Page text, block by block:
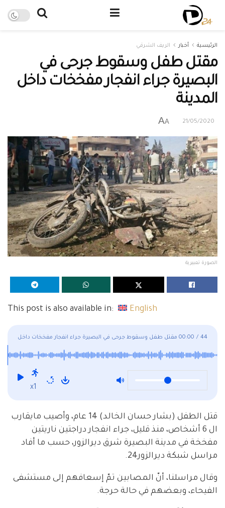
الرئيسية أخبار الريف الشرقي
مقتل طفل وسقوط جرحى في
البصيرة جراء انفجار مفخخات داخل
المدينة
21/05/2020
A
A
الصورة تعبيرية
This post is also available in: English
مقتل طفل وسقوط جرحى في البصيرة جراء انفجار مفخخات داخل
المدينة
00:00 / 44
x1
قتل الطفل (بشار حسان الخالد) 14 عام، وأصيب مايقارب
ال 6 أشخاص، منذ قليل، جراء انفجار دراجتين ناريتين
مفخخة في مدينة البصيرة شرق ديرالزور، حسب ما أفاد
مراسل شبكة ديرالزور24.
وقال مراسلنا، أنّ المصابين تمّ إسعافهم إلى مستشفى
الفيحاء، وبعضهم في حالة حرجة.